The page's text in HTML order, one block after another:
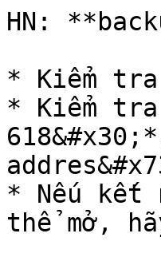
HN:
* Kiểm
* Kiểm
* Nếu kết
thể mở,